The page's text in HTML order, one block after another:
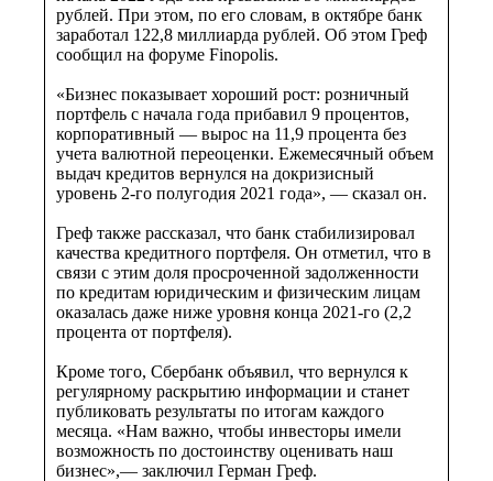
рублей. При этом, по его словам, в октябре банк
заработал 122,8 миллиарда рублей. Об этом Греф
сообщил на форуме Finopolis.
«Бизнес показывает хороший рост: розничный
портфель с начала года прибавил 9 процентов,
корпоративный — вырос на 11,9 процента без
учета валютной переоценки. Ежемесячный объем
выдач кредитов вернулся на докризисный
уровень 2-го полугодия 2021 года», — сказал он.
Греф также рассказал, что банк стабилизировал
качества кредитного портфеля. Он отметил, что в
связи с этим доля просроченной задолженности
по кредитам юридическим и физическим лицам
оказалась даже ниже уровня конца 2021-го (2,2
процента от портфеля).
Кроме того, Сбербанк объявил, что вернулся к
регулярному раскрытию информации и станет
публиковать результаты по итогам каждого
месяца. «Нам важно, чтобы инвесторы имели
возможность по достоинству оценивать наш
бизнес»,— заключил Герман Греф.